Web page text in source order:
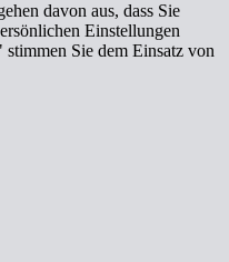
davon aus, dass Sie
Einstellungen
Sie dem Einsatz von